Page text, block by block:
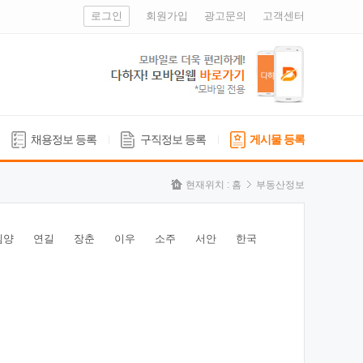
로그인 회원가입 광고문의 고객센터
채용정보 등록 구직정보 등록 게시물 등록
현재위치 : 홈 부동산정보
양 연길 장춘 이우 소주 서안 한국